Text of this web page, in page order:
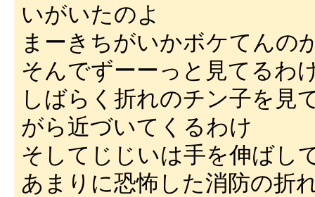
いがいたのよ
まーきちがいかボケてんの
そんでずーーっと見てるわ
しばらく折れのチン子を見
がら近づいてくるわけ
そしてじじいは手を伸ばし
あまりに恐怖した消防の折